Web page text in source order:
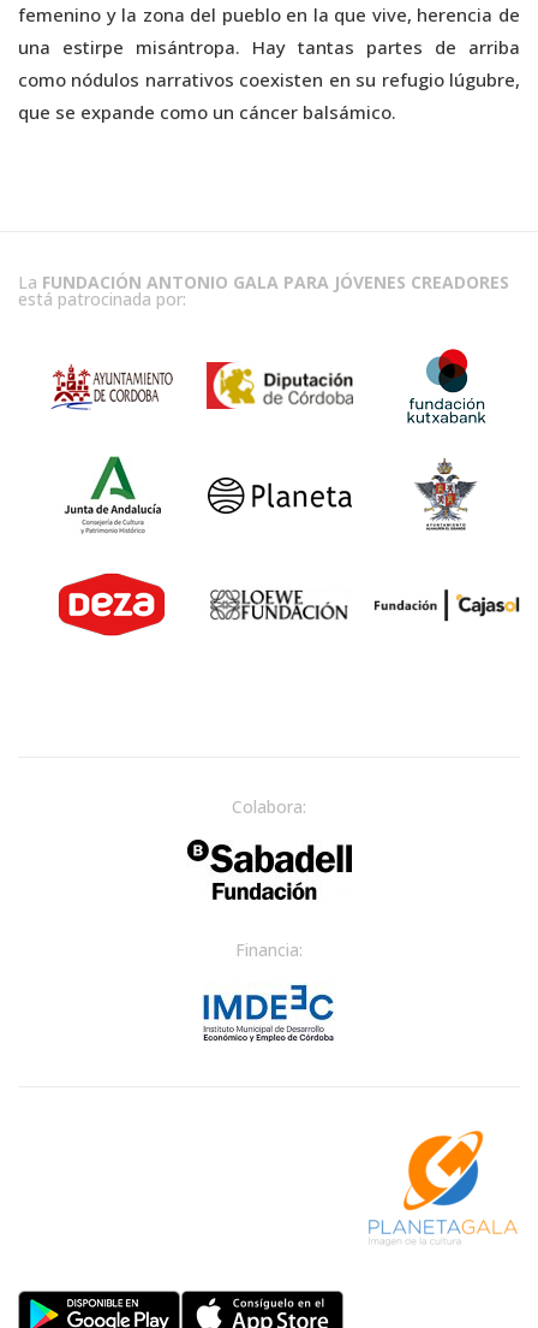
femenino y la zona del pueblo en la que vive, herencia de
una estirpe misántropa. Hay tantas partes de arriba
como nódulos narrativos coexisten en su refugio lúgubre,
que se expande como un cáncer balsámico.
La FUNDACIÓN ANTONIO GALA PARA JÓVENES CREADORES
está patrocinada por:
Colabora:
Financia: